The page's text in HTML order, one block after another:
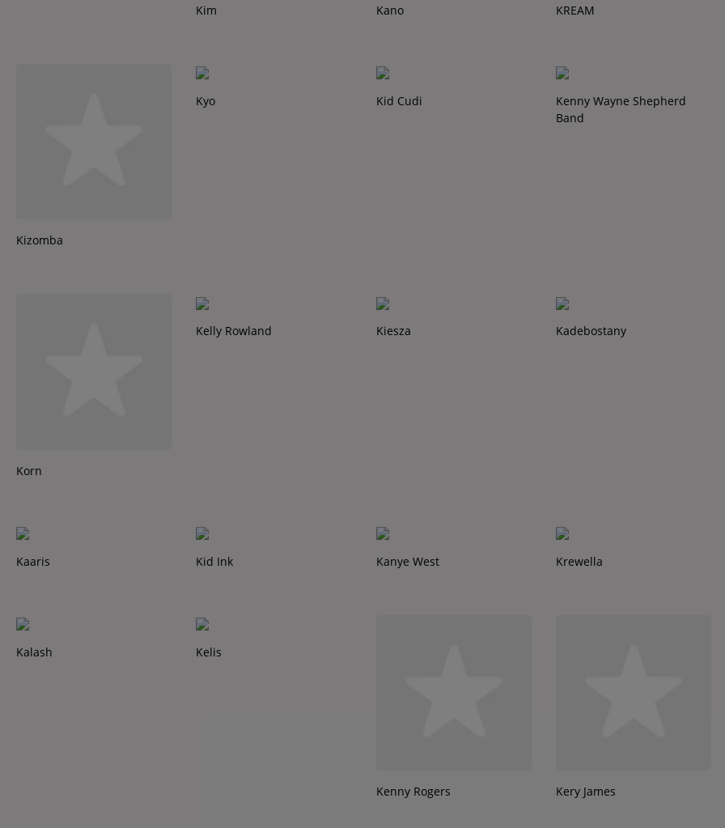
Kim Kano KREAM
Kizomba
Kyo Kid Cudi
Kenny Wayne Shepherd
Band
Korn
Kelly Rowland Kiesza Kadebostany
Kaaris Kid Ink Kanye West Krewella
Kalash Kelis
Kenny Rogers Kery James